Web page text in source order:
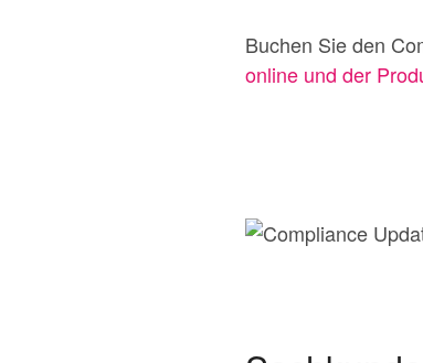
Buchen Sie den
online und der